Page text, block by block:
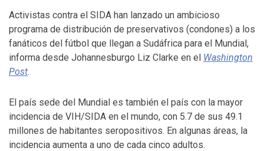
Activistas contra el SIDA han lanzado un ambicioso
programa de distribución de preservativos (condones) a los
fanáticos del fútbol que llegan a Sudáfrica para el Mundial,
informa desde Johannesburgo Liz Clarke en el Washington
Post.
El país sede del Mundial es también el país con la mayor
incidencia de VIH/SIDA en el mundo, con 5.7 de sus 49.1
millones de habitantes seropositivos. En algunas áreas, la
incidencia aumenta a uno de cada cinco adultos.